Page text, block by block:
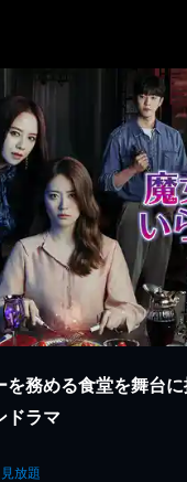
を務める食堂を舞台
ドラマ
見放題